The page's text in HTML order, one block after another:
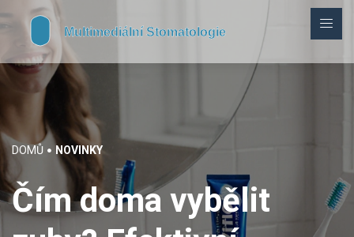
DOMŮ NOVINKY
Čím doma vybělit